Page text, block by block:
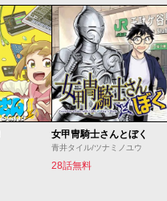
女甲冑騎士さんとぼく
青井タイル/ツナミノユウ
28話無料